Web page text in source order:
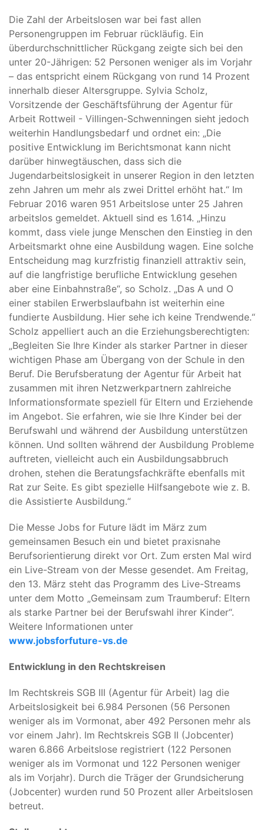
Die Zahl der Arbeitslosen war bei fast allen
Personengruppen im Februar rückläufig. Ein
überdurchschnittlicher Rückgang zeigte sich bei den
unter 20-Jährigen: 52 Personen weniger als im Vorjahr
– das entspricht einem Rückgang von rund 14 Prozent
innerhalb dieser Altersgruppe. Sylvia Scholz,
Vorsitzende der Geschäftsführung der Agentur für
Arbeit Rottweil - Villingen-Schwenningen sieht jedoch
weiterhin Handlungsbedarf und ordnet ein: „Die
positive Entwicklung im Berichtsmonat kann nicht
darüber hinwegtäuschen, dass sich die
Jugendarbeitslosigkeit in unserer Region in den letzten
zehn Jahren um mehr als zwei Drittel erhöht hat.“ Im
Februar 2016 waren 951 Arbeitslose unter 25 Jahren
arbeitslos gemeldet. Aktuell sind es 1.614. „Hinzu
kommt, dass viele junge Menschen den Einstieg in den
Arbeitsmarkt ohne eine Ausbildung wagen. Eine solche
Entscheidung mag kurzfristig finanziell attraktiv sein,
auf die langfristige berufliche Entwicklung gesehen
aber eine Einbahnstraße“, so Scholz. „Das A und O
einer stabilen Erwerbslaufbahn ist weiterhin eine
fundierte Ausbildung. Hier sehe ich keine Trendwende.“
Scholz appelliert auch an die Erziehungsberechtigten:
„Begleiten Sie Ihre Kinder als starker Partner in dieser
wichtigen Phase am Übergang von der Schule in den
Beruf. Die Berufsberatung der Agentur für Arbeit hat
zusammen mit ihren Netzwerkpartnern zahlreiche
Informationsformate speziell für Eltern und Erziehende
im Angebot. Sie erfahren, wie sie Ihre Kinder bei der
Berufswahl und während der Ausbildung unterstützen
können. Und sollten während der Ausbildung Probleme
auftreten, vielleicht auch ein Ausbildungsabbruch
drohen, stehen die Beratungsfachkräfte ebenfalls mit
Rat zur Seite. Es gibt spezielle Hilfsangebote wie z. B.
die Assistierte Ausbildung.“
Die Messe Jobs for Future lädt im März zum
gemeinsamen Besuch ein und bietet praxisnahe
Berufsorientierung direkt vor Ort. Zum ersten Mal wird
ein Live-Stream von der Messe gesendet. Am Freitag,
den 13. März steht das Programm des Live-Streams
unter dem Motto „Gemeinsam zum Traumberuf: Eltern
als starke Partner bei der Berufswahl ihrer Kinder“.
Weitere Informationen unter
www.jobsforfuture-vs.de
Entwicklung in den Rechtskreisen
Im Rechtskreis SGB III (Agentur für Arbeit) lag die
Arbeitslosigkeit bei 6.984 Personen (56 Personen
weniger als im Vormonat, aber 492 Personen mehr als
vor einem Jahr). Im Rechtskreis SGB II (Jobcenter)
waren 6.866 Arbeitslose registriert (122 Personen
weniger als im Vormonat und 122 Personen weniger
als im Vorjahr). Durch die Träger der Grundsicherung
(Jobcenter) wurden rund 50 Prozent aller Arbeitslosen
betreut.